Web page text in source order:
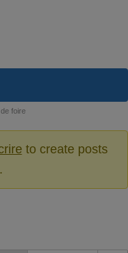
foire
to create posts